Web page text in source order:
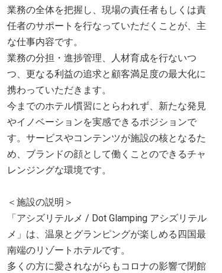
業務の全体を把握し、現場の責任者もしくは責
任者のサポートを行なっていただくことが、主
な仕事内容です。
業務の分担・進捗管理、人材育成を行ないつ
つ、更なる利益の追求と顧客満足度の最大化に
携わっていただきます。
今までのホテル慣習にとらわれず、新たな発見
やイノベーションを実感できるポジションで
す。サービスやコンテンツが施設の核となるた
め、ブランドの顔として働くことのできるチャ
レンジングな環境です。
＜施設の説明＞
「アシズリテルメ / Dot Glamping アシズリテル
メ」は、温泉とグランピングが楽しめる四国最
南端のリゾートホテルです。
多くの方に愛されながらもコロナの影響で閉館